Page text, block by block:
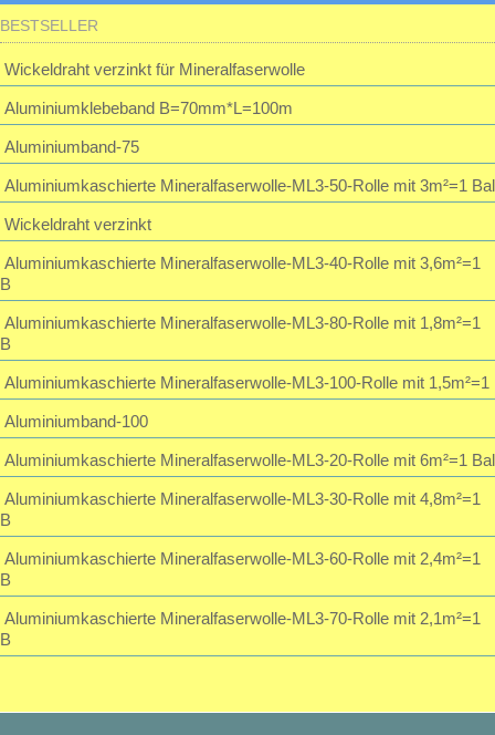
Passwort:
Passwort vergessen?
S&P SILENT-100 CHZ VISUAL Kleinraum-Ventilatator, Feuchte, LED
BESTSELLER
Wickeldraht verzinkt für Mineralfaserwolle
Aluminiumklebeband B=70mm*L=100m
Aluminiumband-75
Aluminiumkaschierte Mineralfaserwolle-ML3-50-Rolle mit 3m²=1 Bal
Wickeldraht verzinkt
Aluminiumkaschierte Mineralfaserwolle-ML3-40-Rolle mit 3,6m²=1
B
Aluminiumkaschierte Mineralfaserwolle-ML3-80-Rolle mit 1,8m²=1
B
Aluminiumkaschierte Mineralfaserwolle-ML3-100-Rolle mit 1,5m²=1
Aluminiumband-100
Aluminiumkaschierte Mineralfaserwolle-ML3-20-Rolle mit 6m²=1 Bal
Aluminiumkaschierte Mineralfaserwolle-ML3-30-Rolle mit 4,8m²=1
B
Aluminiumkaschierte Mineralfaserwolle-ML3-60-Rolle mit 2,4m²=1
B
Aluminiumkaschierte Mineralfaserwolle-ML3-70-Rolle mit 2,1m²=1
B